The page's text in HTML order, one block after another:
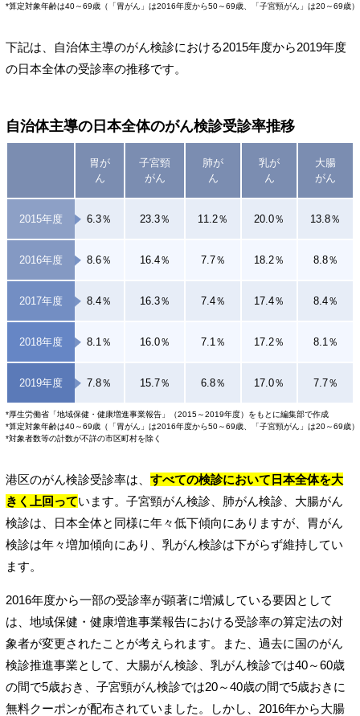
*算定対象年齢は40～69歳（「胃がん」は2016年度から50～69歳、「子宮頸がん」は20～69歳）
下記は、自治体主導のがん検診における2015年度から2019年度
の日本全体の受診率の推移です。
自治体主導の日本全体のがん検診受診率推移
胃が
ん
子宮頸
がん
肺が
ん
乳が
ん
大腸
がん
2015年度 6.3％ 23.3％ 11.2％ 20.0％ 13.8％
2016年度 8.6％ 16.4％ 7.7％ 18.2％ 8.8％
2017年度 8.4％ 16.3％ 7.4％ 17.4％ 8.4％
2018年度 8.1％ 16.0％ 7.1％ 17.2％ 8.1％
2019年度 7.8％ 15.7％ 6.8％ 17.0％ 7.7％
*厚生労働省「地域保健・健康増進事業報告」（2015～2019年度）をもとに編集部で作成
*算定対象年齢は40～69歳（「胃がん」は2016年度から50～69歳、「子宮頸がん」は20～69歳）
*対象者数等の計数が不詳の市区町村を除く
港区のがん検診受診率は、 すべての検診において日本全体を大
きく上回っています。子宮頸がん検診、肺がん検診、大腸がん
検診は、日本全体と同様に年々低下傾向にありますが、胃がん
検診は年々増加傾向にあり、乳がん検診は下がらず維持してい
ます。
2016年度から一部の受診率が顕著に増減している要因として
は、地域保健・健康増進事業報告における受診率の算定法の対
象者が変更されたことが考えられます。また、過去に国のがん
検診推進事業として、大腸がん検診、乳がん検診では40～60歳
の間で5歳おき、子宮頸がん検診では20～40歳の間で5歳おきに
無料クーポンが配布されていました。しかし、2016年から大腸